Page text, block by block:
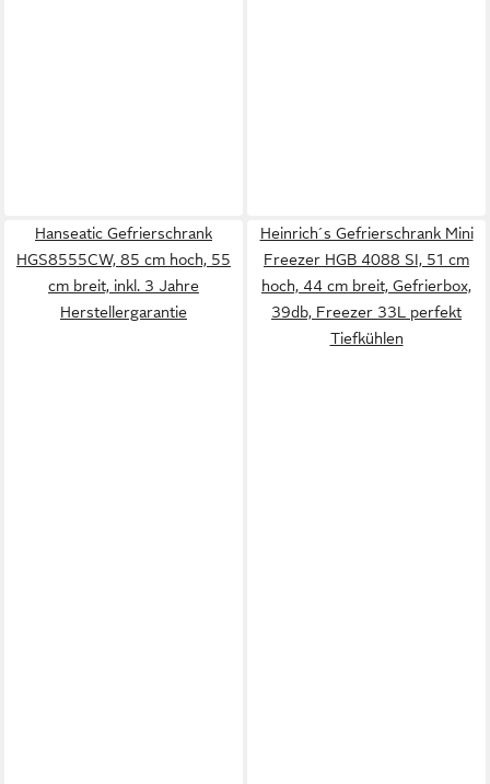
Hanseatic Gefrierschrank
HGS8555CW, 85 cm hoch, 55
cm breit, inkl. 3 Jahre
Herstellergarantie
Heinrich´s Gefrierschrank Mini
Freezer HGB 4088 SI, 51 cm
hoch, 44 cm breit, Gefrierbox,
39db, Freezer 33L perfekt
Tiefkühlen